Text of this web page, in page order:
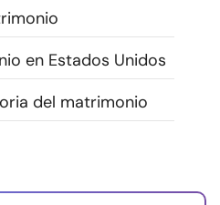
en Estados Unidos
del matrimonio